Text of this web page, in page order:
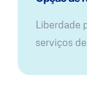
Liberdade
serviços